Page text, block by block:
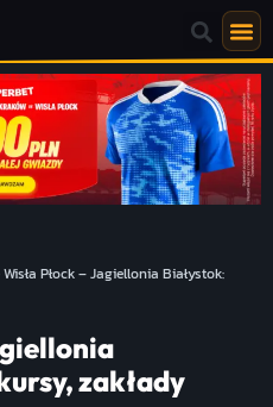
Wisła Płock – Jagiellonia Białystok:
zakłady